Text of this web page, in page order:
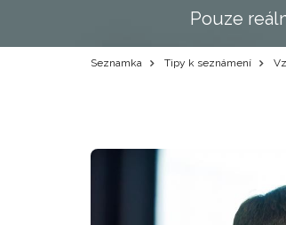
Pouze
Seznamka Tipy k seznámení